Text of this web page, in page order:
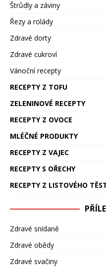
Štrůdly a záviny
Řezy a rolády
Zdravé dorty
Zdravé cukroví
Vánoční recepty
RECEPTY Z TOFU
ZELENINOVÉ RECEPTY
RECEPTY Z OVOCE
MLÉČNÉ PRODUKTY
RECEPTY Z VAJEC
RECEPTY S OŘECHY
RECEPTY Z LISTOVÉHO
Zdravé snídaně
Zdravé obědy
Zdravé svačiny